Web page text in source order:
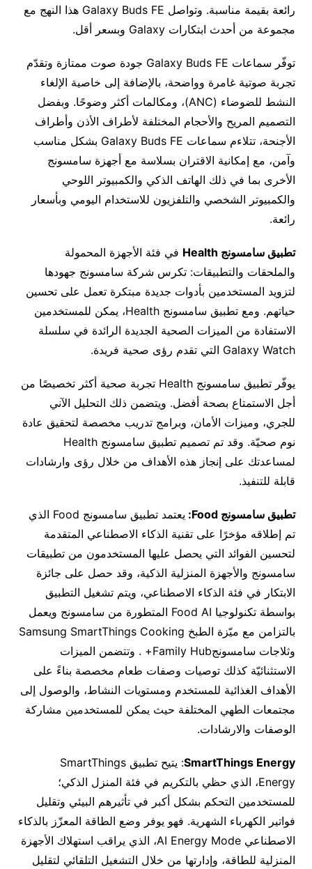
رائعة بقيمة مناسبة. وتواصل Galaxy Buds FE هذا النهج مع
مجموعة من أحدث ابتكارات Galaxy وبسعر أقل.
توفّر سماعات Galaxy Buds FE جودة صوت ممتازة وتقدّم
تجربة صوتية غامرة وواضحة، بالإضافة إلى خاصية الإلغاء
النشط للضوضاء (ANC)، ومكالمات أكثر وضوحًا. وبفضل
التصميم المريح والأحجام المختلفة لأطراف الأذن وأطراف
الأجنحة، تتلاءم سماعات Galaxy Buds FE بشكل مناسب
وآمن، مع إمكانية الاقتران بسلاسة مع أجهزة سامسونج
الأخرى بما في ذلك الهاتف الذكي والكمبيوتر اللوحي
والكمبيوتر الشخصي والتلفزيون للاستخدام اليومي وبأسعار
رائعة.
تطبيق سامسونج
في فئة الأجهزة المحمولة
والملحقات والتطبيقات: تكرس شركة سامسونج جهودها
لتزويد المستخدمين بأدوات جديدة مبتكرة تعمل على تحسين
حياتهم. ومع تطبيق سامسونج Health، يمكن للمستخدمين
الاستفادة من الميزات الصحية الجديدة الرائدة في سلسلة
Galaxy Watch التي تقدم رؤى صحية فريدة.
يوفّر تطبيق سامسونج Health تجربة صحية أكثر تخصيصًا من
أجل الاستمتاع بصحة أفضل. ويتضمن ذلك التحليل الآني
للجري، وميزات الأمان، وبرامج تدريب مخصصة لتحقيق عادة
نوم صحيّة. وقد تم تصميم تطبيق سامسونج Health
لمساعدتك على إنجاز هذه الأهداف من خلال رؤى وارشادات
قابلة للتنفيذ.
تطبيق سامسونج Food
:
يعتمد تطبيق سامسونج Food الذي
تم إطلاقه مؤخرًا على تقنية الذكاء الاصطناعي المتقدمة
لتحسين الفوائد التي يحصل عليها المستخدمون من تطبيقات
سامسونج والأجهزة المنزلية الذكية، وقد حصل على جائزة
الابتكار في فئة الذكاء الاصطناعي، ويتم تشغيل التطبيق
بواسطة تكنولوجيا Food AI المتطورة من سامسونج ويعمل
بالتزامن مع ميّزة الطبخ Samsung SmartThings Cooking
وثلاجات سامسونجFamily Hub+ . وتتضمن الميزات
الاستثنائيّة كذلك توصيات وصفات طعام مخصصة بناءً على
الأهداف الغذائية للمستخدم ومستويات النشاط، والوصول إلى
مجتمعات الطهي المختلفة حيث يمكن للمستخدمين مشاركة
الوصفات والارشادات.
SmartThings Energy
: يتيح تطبيق SmartThings
Energy، الذي حظي بالتكريم في فئة المنزل الذكي؛
للمستخدمين التحكم بشكل أكبر في تأثيرهم البيئي وتقليل
فواتير الكهرباء الشهرية. فهو يوفر وضع الطاقة المعزّز بالذكاء
الاصطناعي AI Energy Mode، الذي يراقب استهلاك الأجهزة
المنزلية للطاقة، وإدارتها من خلال التشغيل التلقائي لتقليل